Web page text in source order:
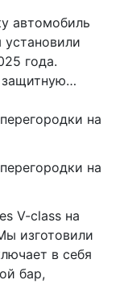
автомобиль
года.
защитную…
на
на
V-class на
изготовили
в себя
бар,